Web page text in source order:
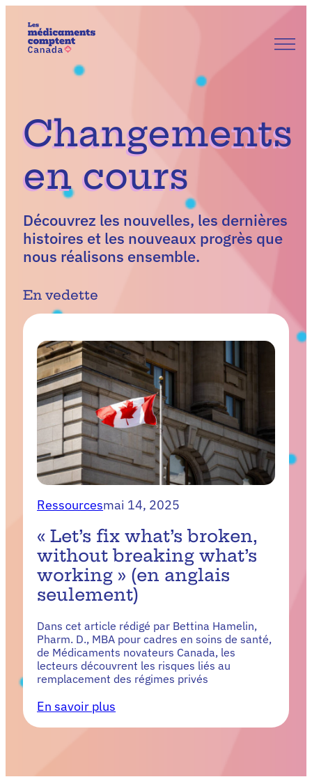
contenu
Notre histoire
Nos priorités
EN FR
Changements
en cours
Découvrez les nouvelles, les dernières
histoires et les nouveaux progrès que
nous réalisons ensemble.
En vedette
Ressourcesmai 14, 2025
« Let’s fix what’s broken,
without breaking what’s
working » (en anglais
seulement)
Dans cet article rédigé par Bettina Hamelin,
Pharm. D., MBA pour cadres en soins de santé,
de Médicaments novateurs Canada, les
lecteurs découvrent les risques liés au
remplacement des régimes privés
En savoir plus